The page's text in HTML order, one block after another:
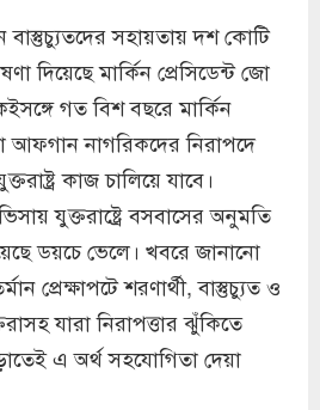
বাস্তুচ্যুতদের সহায়তায় দশ কোটি
দিয়েছে মার্কিন প্রেসিডেন্ট জো
গত বিশ বছরে মার্কিন
আফগান নাগরিকদের নিরাপদে
কাজ চালিয়ে যাবে।
যুক্তরাষ্ট্রে বসবাসের অনুমতি
ডয়চে ভেলে। খবরে জানানো
প্রেক্ষাপটে শরণার্থী, বাস্তুচ্যুত ও
যারা নিরাপত্তার ঝুঁকিতে
এ অর্থ সহযোগিতা দেয়া